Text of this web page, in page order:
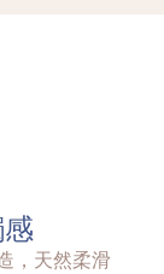
，天然柔滑